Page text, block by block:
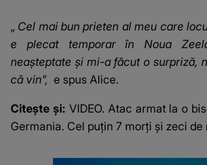
fanilor
„ Cel mai bun prieten al meu care
e plecat temporar în Noua
neașteptate și mi-a făcut o surpriză,
că vin”, e spus Alice.
Citește și: VIDEO. Atac armat la o
Germania. Cel puțin 7 morți și zeci de